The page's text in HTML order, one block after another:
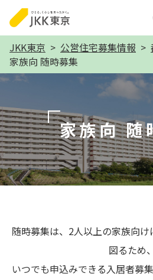
のページの本文
こ
か
ら
JKK東京 公営住宅募集情報
家族向 随時募集
家族向 随
随時募集は、2人以上の家族向
図るため、
いつでも申込みできる入居者募